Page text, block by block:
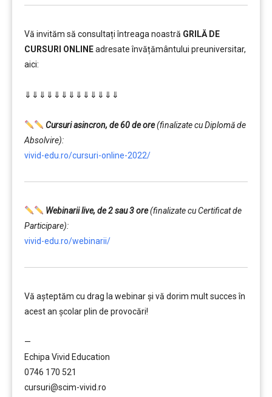
Vă invităm să consultați întreaga noastră GRILĂ DE
CURSURI ONLINEadresate învățământului preuniversitar,
aici:
⇓⇓⇓⇓⇓⇓⇓⇓⇓⇓⇓⇓⇓
Cursuri asincron, de 60 de ore(finalizate cu Diplomă de
Absolvire):
vivid-edu.ro/cursuri-online-2022/
Webinarii live, de 2 sau 3 ore(finalizate cu Certificat de
Participare):
vivid-edu.ro/webinarii/
Vă aşteptăm cu drag la webinar şi vă dorim mult succes în
acest an şcolar plin de provocări!
—
Echipa Vivid Education
0746 170 521
cursuri@scim-vivid.ro